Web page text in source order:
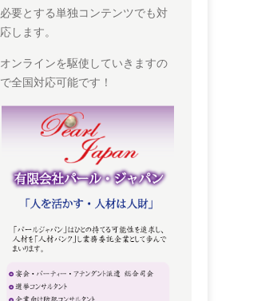
必要とする単独コンテンツでも対
応します。
オンラインを駆使していきますの
で全国対応可能です！